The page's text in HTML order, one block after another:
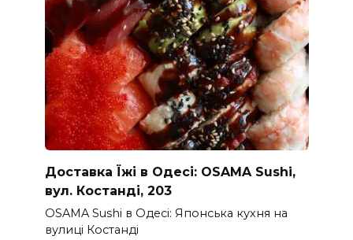
Доставка Їжі в Одесі: OSAMA Sushi,
вул. Костанді, 203
OSAMA Sushi в Одесі: Японська кухня на
вулиці Костанді